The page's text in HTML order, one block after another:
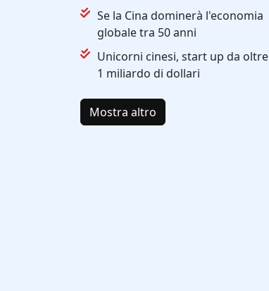
Se la Cina dominerà l'economia
globale tra 50 anni
Unicorni cinesi, start up da oltre
1 miliardo di dollari
Mostra altro